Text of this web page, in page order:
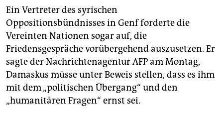
Ein Vertreter des syrischen
Oppositionsbündnisses in Genf forderte die
Vereinten Nationen sogar auf, die
Friedensgespräche vorübergehend auszusetzen. Er
sagte der Nachrichtenagentur AFP am Montag,
Damaskus müsse unter Beweis stellen, dass es ihm
mit dem „politischen Übergang“ und den
„humanitären Fragen“ ernst sei.